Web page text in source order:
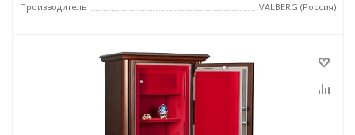
Производитель
VALBERG (Россия)